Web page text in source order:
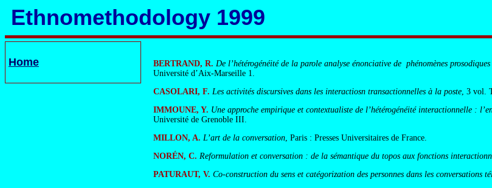
Ethnomethodology 1999
Home BERTRAND, R.De l’hétérogénéité de la parole analyse énonciative de phénomènes
Université d’Aix-Marseille 1.
CASOLARI, F. Les activités discursives dans les interactiosn transactionnelles à la poste, 3 vol.
IMMOUNE, Y. Une approche empirique et contextualiste de l’hétérogénéité interactionnelle :
Université de Grenoble III.
MILLON, A. L’art de la conversation, Paris : Presses Universitaires de France.
NORÉN, C. Reformulation et conversation : de la sémantique du topos aux fonctions
PATURAUT, V. Co-construction du sens et catégorization des personnes dans les conversations